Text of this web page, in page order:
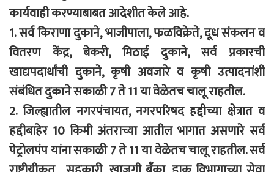
कार्यवाही करण्याबाबत आदेशीत केले आहे.
1. सर्व किराणा दुकाने, भाजीपाला, फळविक्रेते, दूध संकलन व
वितरण केंद्र, बेकरी, मिठाई दुकाने, सर्व प्रकारची
खाद्यपदार्थांची दुकाने, कृषी अवजारे व कृषी उत्पादनांशी
संबंधित दुकाने सकाळी 7 ते 11 या वेळेतच चालू राहतील.
2. जिल्ह्यातील नगरपंचायत, नगरपरिषद हद्दीच्या क्षेत्रात व
हद्दीबाहेर 10 किमी अंतराच्या आतील भागात असणारे सर्व
पेट्रोलपंप यांना सकाळी 7 ते 11 या वेळेतच चालू राहतील. सर्व